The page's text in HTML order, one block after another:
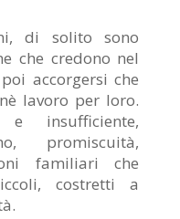
di solito sono
che credono nel
accorgersi che
lavoro per loro.
e insufficiente,
promiscuità,
familiari che
costretti a